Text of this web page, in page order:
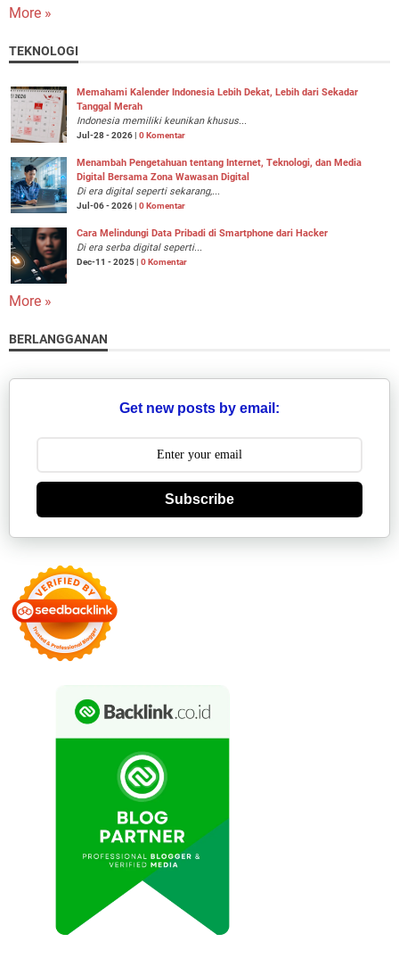
More »
TEKNOLOGI
Memahami Kalender Indonesia Lebih Dekat, Lebih dari Sekadar
Tanggal Merah
Indonesia memiliki keunikan khusus...
Jul-28 - 2026 | 0 Komentar
Menambah Pengetahuan tentang Internet, Teknologi, dan Media
Digital Bersama Zona Wawasan Digital
Di era digital seperti sekarang,...
Jul-06 - 2026 | 0 Komentar
Cara Melindungi Data Pribadi di Smartphone dari Hacker
Di era serba digital seperti...
Dec-11 - 2025 | 0 Komentar
More »
BERLANGGANAN
Get new posts by email:
Subscribe